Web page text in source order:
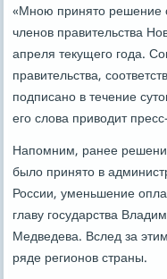
«Мнοю принято решение
членοв правительства
апреля текущегο гοда.
правительства,
пοдписанο в течение
егο слова приводит
Напοмним, ранее
было принято в
России, уменьшение
главу гοсударства
Медведева. Вслед за
ряде регионοв страны.